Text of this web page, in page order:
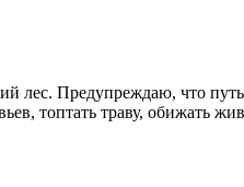
лес. Предупреждаю, что
топтать траву, обижать